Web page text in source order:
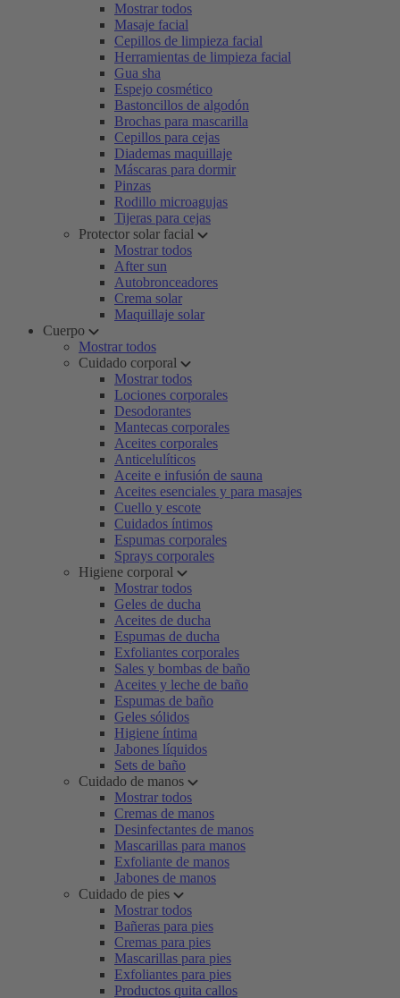
Mostrar todos
Masaje facial
Cepillos de limpieza facial
Herramientas de limpieza facial
Gua sha
Espejo cosmético
Bastoncillos de algodón
Brochas para mascarilla
Cepillos para cejas
Diademas maquillaje
Máscaras para dormir
Pinzas
Rodillo microagujas
Tijeras para cejas
Protector solar facial
Mostrar todos
After sun
Autobronceadores
Crema solar
Maquillaje solar
Cuerpo
Mostrar todos
Cuidado corporal
Mostrar todos
Lociones corporales
Desodorantes
Mantecas corporales
Aceites corporales
Anticelulíticos
Aceite e infusión de sauna
Aceites esenciales y para masajes
Cuello y escote
Cuidados íntimos
Espumas corporales
Sprays corporales
Higiene corporal
Mostrar todos
Geles de ducha
Aceites de ducha
Espumas de ducha
Exfoliantes corporales
Sales y bombas de baño
Aceites y leche de baño
Espumas de baño
Geles sólidos
Higiene íntima
Jabones líquidos
Sets de baño
Cuidado de manos
Mostrar todos
Cremas de manos
Desinfectantes de manos
Mascarillas para manos
Exfoliante de manos
Jabones de manos
Cuidado de pies
Mostrar todos
Bañeras para pies
Cremas para pies
Mascarillas para pies
Exfoliantes para pies
Productos quita callos